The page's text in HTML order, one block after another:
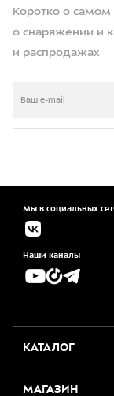
Коротко о
о снаряжении и
и распродажах
Мы в социальных
Наши каналы
КАТАЛОГ
МАГАЗИН